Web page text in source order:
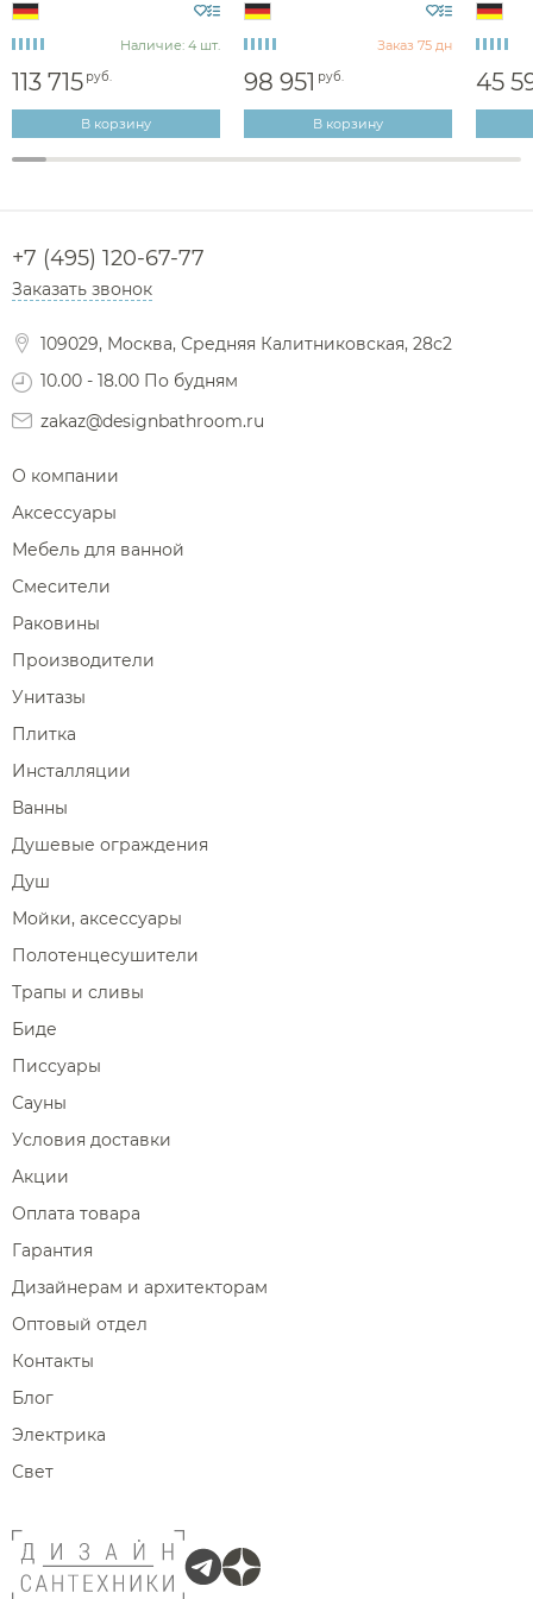
Наличие: 4 шт.
113 715 руб.
В корзину
Заказ 75 дн
98 951 руб.
В корзину
45
+7 (495) 120-67-77
Заказать звонок
109029, Москва, Средняя Калитниковская, 28с2
10.00 - 18.00 По будням
zakaz@designbathroom.ru
О компании
Аксессуары
Мебель для ванной
Смесители
Раковины
Производители
Унитазы
Плитка
Инсталляции
Ванны
Душевые ограждения
Душ
Мойки, аксессуары
Полотенцесушители
Трапы и сливы
Биде
Писсуары
Сауны
Условия доставки
Акции
Оплата товара
Гарантия
Дизайнерам и архитекторам
Оптовый отдел
Контакты
Блог
Электрика
Свет